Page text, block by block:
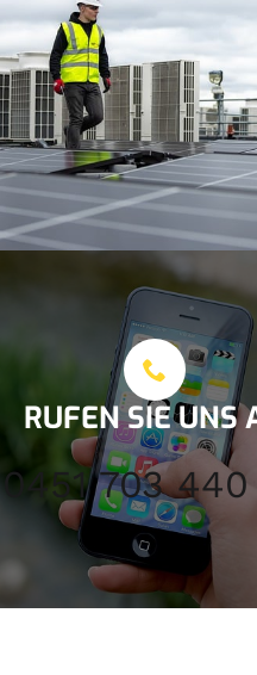
RUFEN SIE UNS
0451 703